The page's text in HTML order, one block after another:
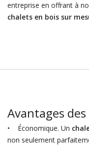
entreprise en offrant à
chalets en bois sur
Avantages
• Économique. Un
non seulement